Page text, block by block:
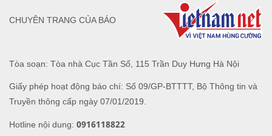
Tòa soạn: Tòa nhà Cục Tần Số, 115 Trần Duy Hưng Hà Nội
Giấy phép hoạt động báo chí: Số 09/GP-BTTTT, Bộ Thông tin và
Truyền thông cấp ngày 07/01/2019.
Hotline nội dung: 0916118822
CHUYÊN TRANG CỦA BÁO